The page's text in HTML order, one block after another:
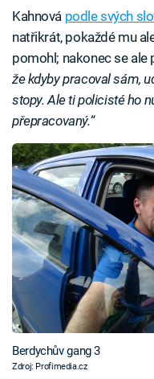
Kahnová podle svých
natřikrát, pokaždé mu
pomohl; nakonec se ale
že kdyby pracoval sám,
stopy. Ale ti policisté ho
přepracovaný.“
Berdychův gang 3
Zdroj: Profimedia.cz